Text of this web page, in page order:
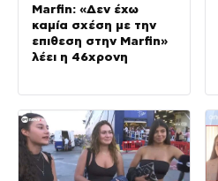
Marfin: «Δεν έχω
καμία σχέση με την
επιθεση στην Marfin»
λέει η 46χρονη